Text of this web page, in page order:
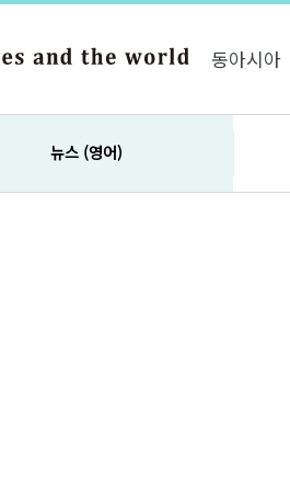
동아시아
뉴스 (영어)